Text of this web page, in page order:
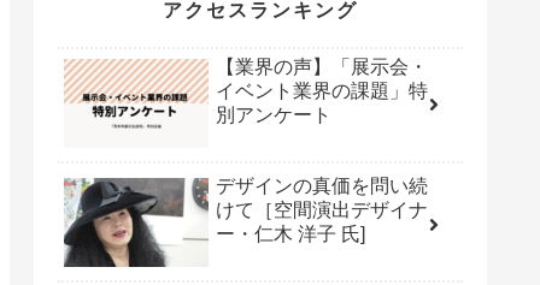
アクセスランキング
【業界の声】「展示会・
イベント業界の課題」特
別アンケート
デザインの真価を問い続
けて［空間演出デザイナ
ー・仁木 洋子 氏]